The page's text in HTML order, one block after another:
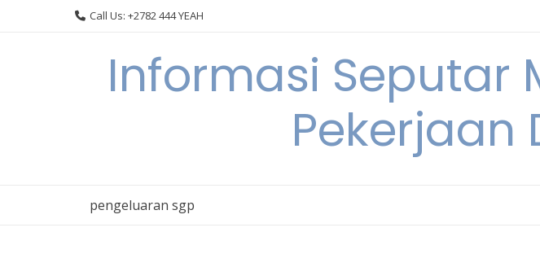
Call Us: +2782 444 YEAH
Informasi Seputar
Pekerjaan
pengeluaran sgp